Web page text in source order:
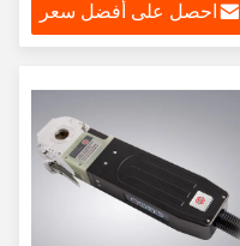
احصل على أفضل سعر